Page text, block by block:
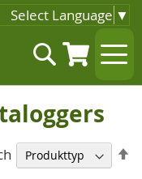
Select Language ▼
Inhalt
springen
Suche